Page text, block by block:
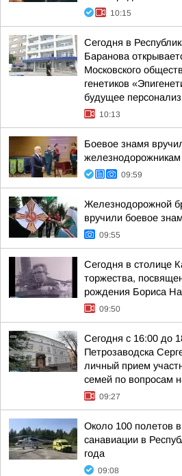
10:15
Сегодня в
Баранова
Московского
генетиков
будущее
10:13
Боевое знамя
железнодорожникам
09:59
Железнодорожной
вручили боевое
09:55
Сегодня в столице
торжества,
рождения Бориса
09:50
Сегодня с 16:00 до
Петрозаводска
личный прием
семей по вопросам
09:27
Около 100 полетов
санавиации в
года
09:08